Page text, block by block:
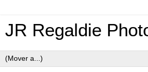
JR Regaldie